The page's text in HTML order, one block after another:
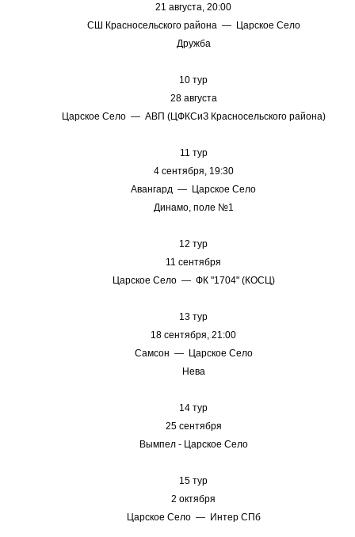
21 августа, 20:00
СШ Красносельского района — Царское Село
Дружба
10 тур
28 августа
Царское Село — АВП (ЦФКСиЗ Красносельского района)
11 тур
4 сентября, 19:30
Авангард — Царское Село
Динамо, поле №1
12 тур
11 сентября
Царское Село — ФК "1704" (КОСЦ)
13 тур
18 сентября, 21:00
Самсон — Царское Село
Нева
14 тур
25 сентября
Вымпел - Царское Село
15 тур
2 октября
Царское Село — Интер СПб